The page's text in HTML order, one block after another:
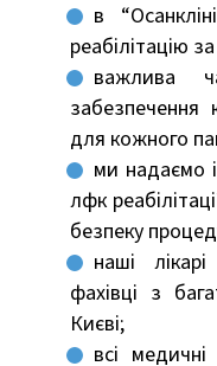
в
реабілітацію
важлива
забезпечення
для кожного
ми надаємо
лфк
безпеку
наші
фахівці з
Києві;
всі